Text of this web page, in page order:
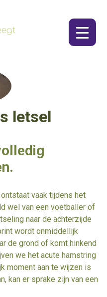
letsel
vaak tijdens het
wel van een voetballer of
naar de achterzijde
wordt onmiddellijk
de grond of komt hinkend
we het acute hamstring
moment aan te wijzen is
kan er sprake zijn van een